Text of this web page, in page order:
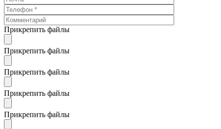
Прикрепить файлы
Прикрепить файлы
Прикрепить файлы
Прикрепить файлы
Прикрепить файлы